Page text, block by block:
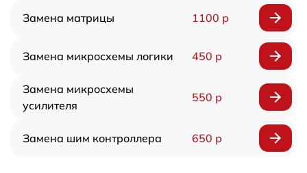
Замена матрицы 1100 р
Замена микросхемы логики 450 р
Замена микросхемы
усилителя
550 р
Замена шим контроллера 650 р